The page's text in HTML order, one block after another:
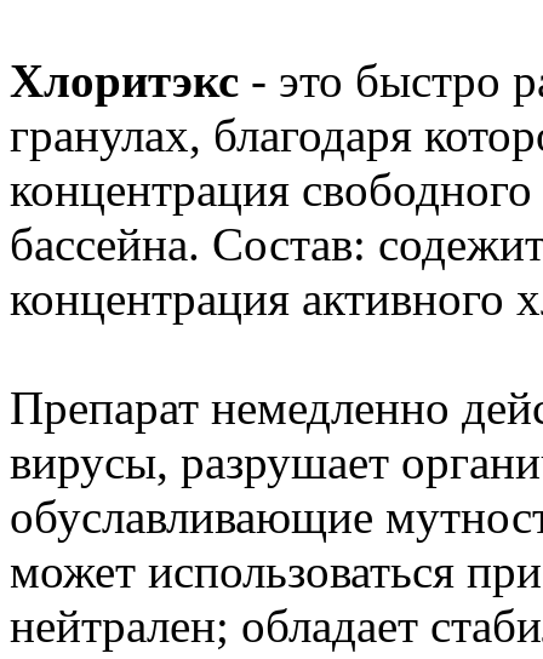
Хлоритэкс - это быстро
гранулах, благодаря
концентрация
бассейна. Состав:
концентрация активного
Препарат немедленно
вирусы, разрушает
обуславливающие
может использоваться
нейтрален; обладает